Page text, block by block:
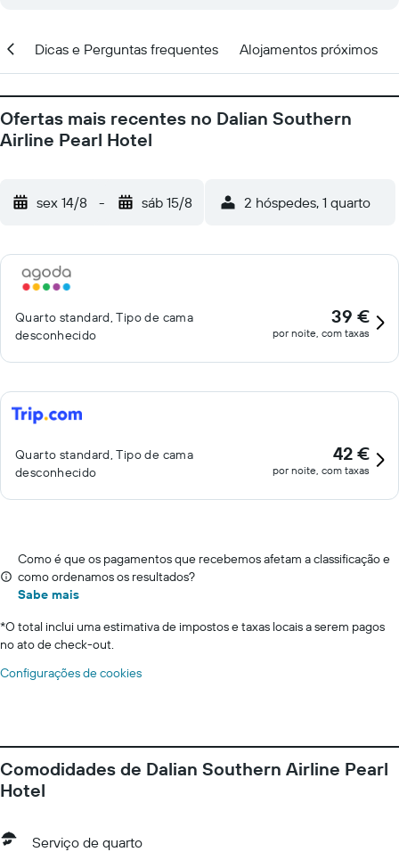
Dicas e Perguntas frequentes Alojamentos próximos
Ofertas mais recentes no Dalian Southern
Airline Pearl Hotel
sex 14/8 - sáb 15/8 2 hóspedes, 1 quarto
Quarto standard, Tipo de cama
desconhecido
39 €
por noite, com taxas
Quarto standard, Tipo de cama
desconhecido
42 €
por noite, com taxas
Como é que os pagamentos que recebemos afetam a classificação e
como ordenamos os resultados?
Sabe mais
*O total inclui uma estimativa de impostos e taxas locais a serem pagos
no ato de check-out.
Configurações de cookies
Comodidades de Dalian Southern Airline Pearl
Hotel
Serviço de quarto